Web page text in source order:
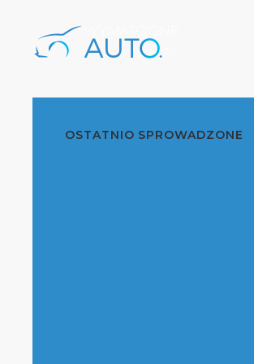
OSTATNIO SPROWADZONE